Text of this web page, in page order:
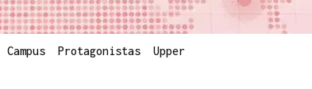
Campus Protagonistas Upper